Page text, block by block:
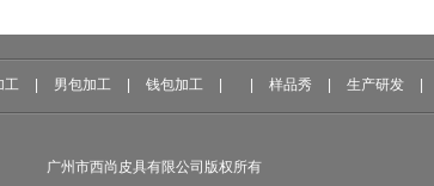
工 男包加工 钱包加工 样品秀 生产研发
广州市西尚皮具有限公司版权所有